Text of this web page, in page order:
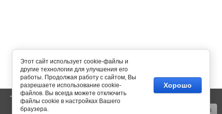
Оформить заказ
Корзина 0 пусто
Этот сайт использует cookie-файлы и
другие технологии для улучшения его
работы. Продолжая работу с сайтом, Вы
разрешаете использование cookie-
файлов. Вы всегда можете отключить
файлы cookie в настройках Вашего
браузера.
Хорошо